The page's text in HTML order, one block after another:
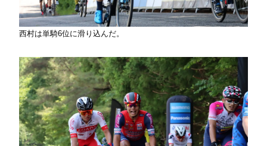
西村は単騎6位に滑り込んだ。